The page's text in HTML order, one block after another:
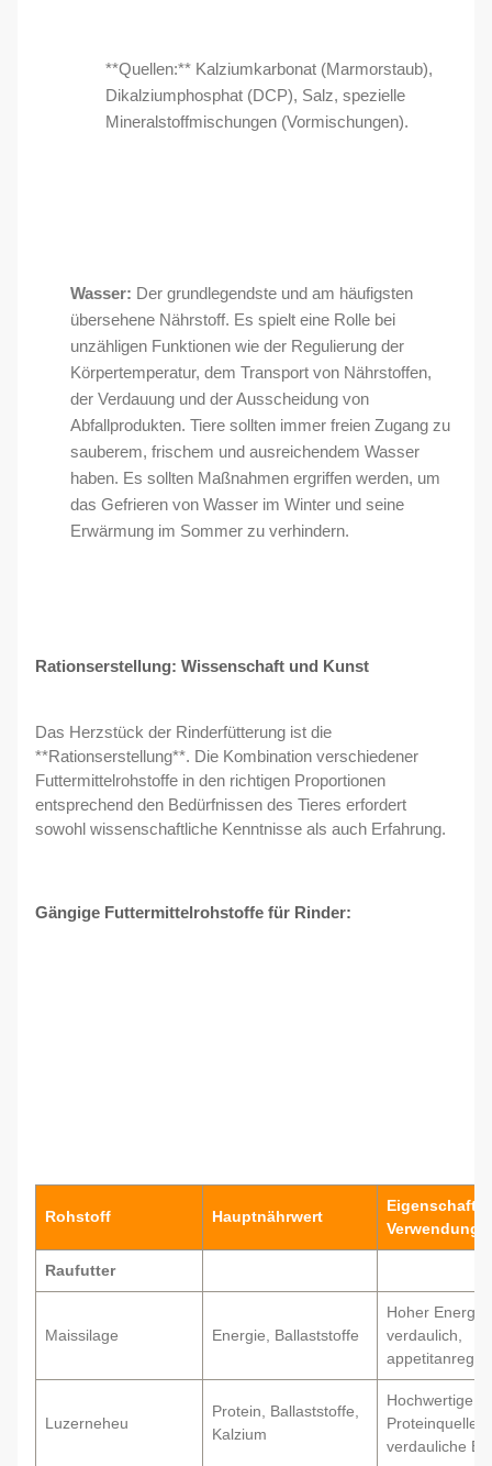
**Quellen:** Kalziumkarbonat (Marmorstaub),
Dikalziumphosphat (DCP), Salz, spezielle
Mineralstoffmischungen (Vormischungen).
Wasser: Der grundlegendste und am häufigsten
übersehene Nährstoff. Es spielt eine Rolle bei
unzähligen Funktionen wie der Regulierung der
Körpertemperatur, dem Transport von Nährstoffen,
der Verdauung und der Ausscheidung von
Abfallprodukten. Tiere sollten immer freien Zugang zu
sauberem, frischem und ausreichendem Wasser
haben. Es sollten Maßnahmen ergriffen werden, um
das Gefrieren von Wasser im Winter und seine
Erwärmung im Sommer zu verhindern.
Rationserstellung: Wissenschaft und Kunst
Das Herzstück der Rinderfütterung ist die
**Rationserstellung**. Die Kombination verschiedener
Futtermittelrohstoffe in den richtigen Proportionen
entsprechend den Bedürfnissen des Tieres erfordert
sowohl wissenschaftliche Kenntnisse als auch Erfahrung.
Gängige Futtermittelrohstoffe für Rinder:
Rohstoff Hauptnährwert
Raufutter
Maissilage Energie, Ballaststoffe
Hoher
verdaulich,
Luzerneheu
Protein, Ballaststoffe,
Kalzium
Hochwertige
Proteinquelle,
verdauliche